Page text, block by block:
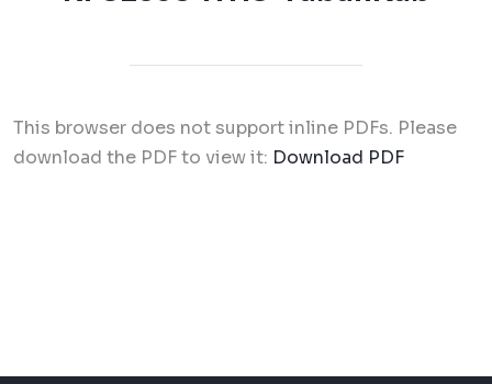
This browser does not support inline PDFs. Please
download the PDF to view it: Download PDF